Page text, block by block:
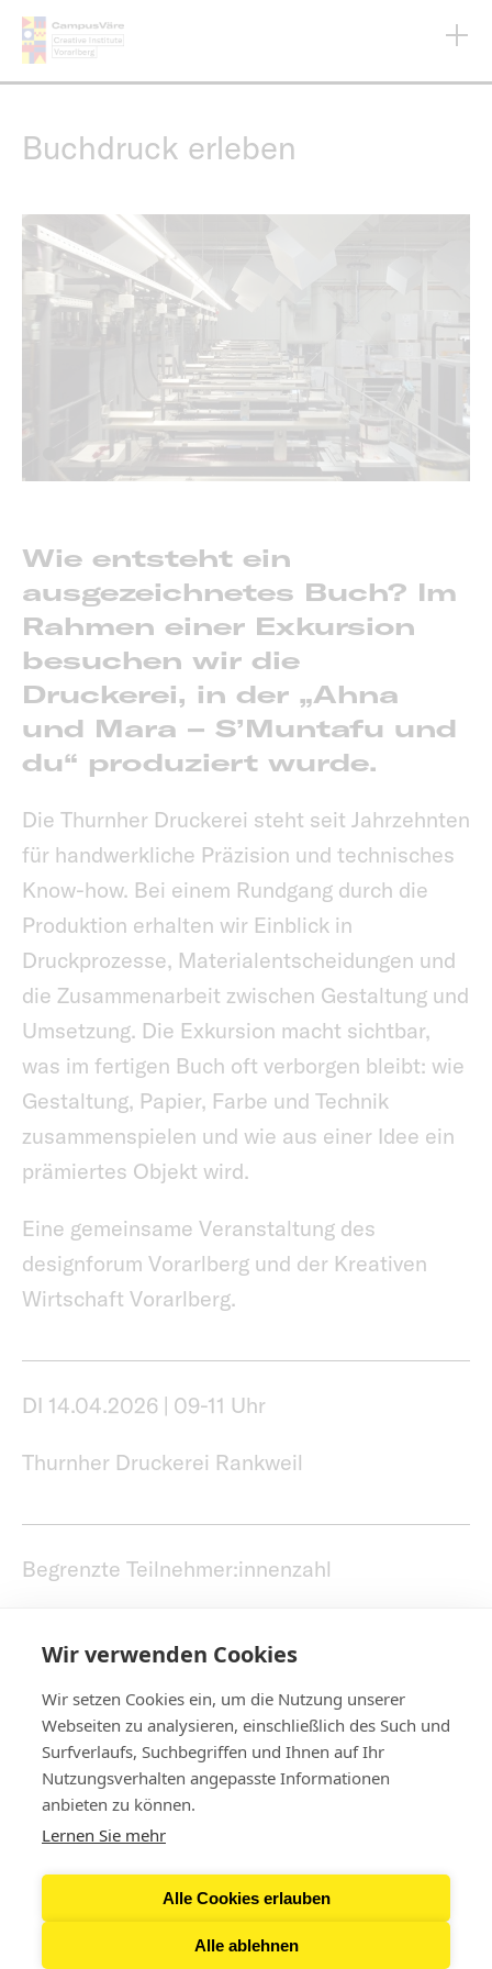
Wir verwenden Cookies
Wir setzen Cookies ein, um die Nutzung unserer
Webseiten zu analysieren, einschließlich des Such und
Surfverlaufs, Suchbegriffen und Ihnen auf Ihr
Nutzungsverhalten angepasste Informationen
anbieten zu können.
Lernen Sie mehr
Alle Cookies erlauben
Alle ablehnen
Inhalt
Buchdruck erleben
Wie entsteht ein
ausgezeichnetes Buch? Im
Rahmen einer Exkursion
besuchen wir die
Druckerei, in der „Ahna
und Mara – S’Muntafu und
du“ produziert wurde.
DI 14.04.2026 | 09-11 Uhr
Thurnher Druckerei Rankweil
Begrenzte Teilnehmer:innenzahl
Die Thurnher Druckerei steht seit Jahrzehnten
für handwerkliche Präzision und technisches
Know-how. Bei einem Rundgang durch die
Produktion erhalten wir Einblick in
Druckprozesse, Materialentscheidungen und
die Zusammenarbeit zwischen Gestaltung und
Umsetzung. Die Exkursion macht sichtbar,
was im fertigen Buch oft verborgen bleibt: wie
Gestaltung, Papier, Farbe und Technik
zusammenspielen und wie aus einer Idee ein
prämiertes Objekt wird.
Eine gemeinsame Veranstaltung des
designforum Vorarlberg und der Kreativen
Wirtschaft Vorarlberg.
Kontakt
Presse